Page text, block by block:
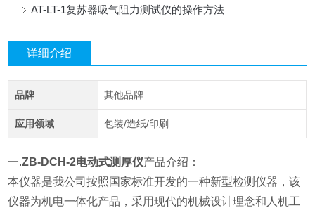
AT-LT-1复苏器吸气阻力测试仪的操作方法
详细介绍
品牌 其他品牌
应用领域 包装/造纸/印刷
一.ZB-DCH-2电动式测厚仪产品介绍：
本仪器是我公司按照国家标准开发的一种新型检测仪器，该
仪器为机电一体化产品，采用现代的机械设计理念和人机工